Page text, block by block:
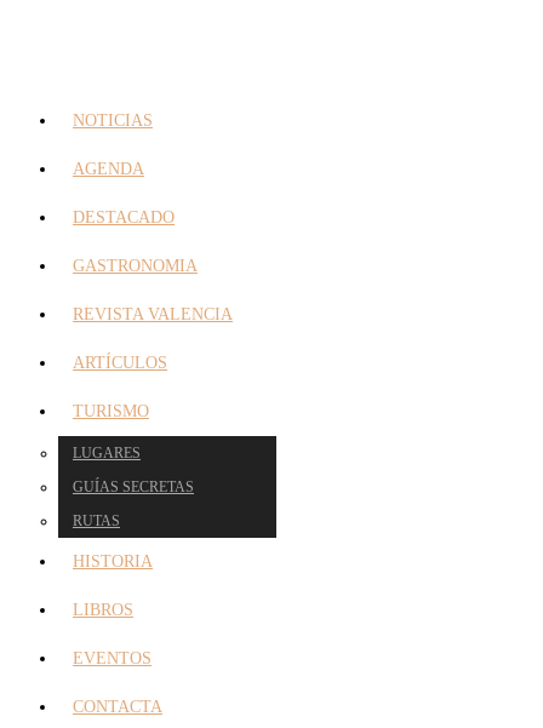
NOTICIAS
AGENDA
DESTACADO
GASTRONOMIA
REVISTA VALENCIA
ARTÍCULOS
TURISMO
LUGARES
GUÍAS SECRETAS
RUTAS
HISTORIA
LIBROS
EVENTOS
CONTACTA